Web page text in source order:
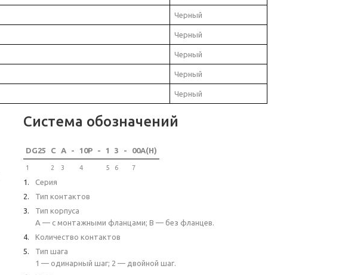
Черный
Черный
Черный
Черный
Черный
Система обозначений
DG25 C A - 10P - 1 3 - 00A(H)
1 2 3 4 5 6 7
Серия
Тип контактов
Тип корпуса
A — с монтажными фланцами; B — без фланцев.
Количество контактов
Тип шага
1 — одинарный шаг; 2 — двойной шаг.